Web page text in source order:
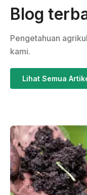
Blog
Pengetahuan
kami.
Lihat Semua